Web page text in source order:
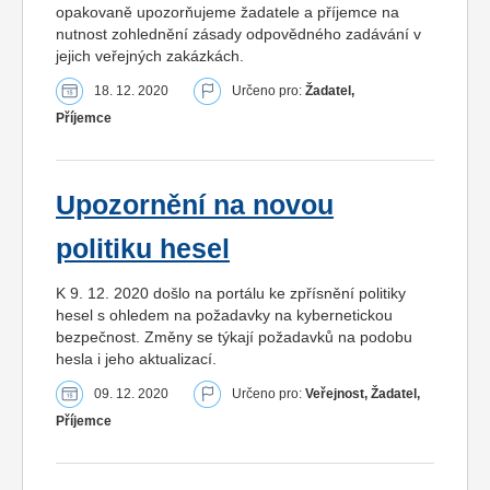
opakovaně upozorňujeme žadatele a příjemce na
nutnost zohlednění zásady odpovědného zadávání v
jejich veřejných zakázkách.
18. 12. 2020 Určeno pro: Žadatel,
Příjemce
Upozornění na novou
politiku hesel
K 9. 12. 2020 došlo na portálu ke zpřísnění politiky
hesel s ohledem na požadavky na kybernetickou
bezpečnost. Změny se týkají požadavků na podobu
hesla i jeho aktualizací.
09. 12. 2020 Určeno pro: Veřejnost, Žadatel,
Příjemce